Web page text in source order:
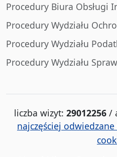
Procedury Biura Obsługi
Procedury Wydziału
Procedury Wydziału
Procedury Wydziału
liczba wizyt: 29012256/
najczęściej